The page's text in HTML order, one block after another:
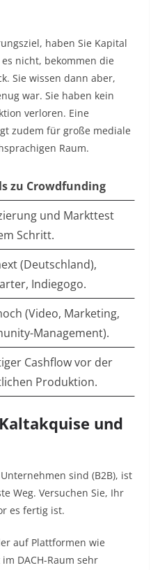
haben Sie Kapital
nicht, bekommen die
Sie wissen dann aber,
war. Sie haben kein
verloren. Eine
zudem für große mediale
Raum.
zu Crowdfunding
und Markttest
Schritt.
(Deutschland),
Indiegogo.
(Video, Marketing,
Management).
Cashflow vor der
Produktion.
und
sind (B2B), ist
Weg. Versuchen Sie, Ihr
es fertig ist.
auf Plattformen wie
DACH-Raum sehr